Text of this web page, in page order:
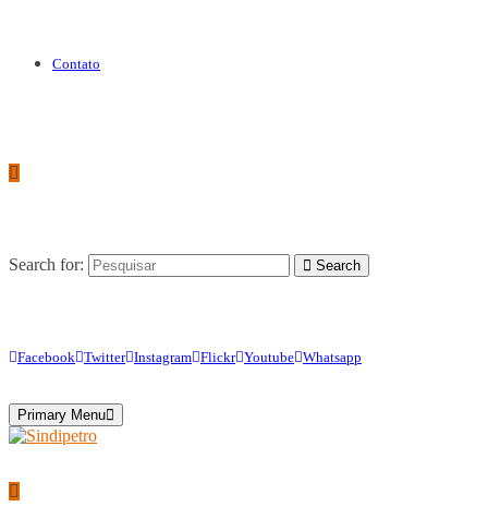
Contato
Search for: Search
Facebook Twitter Instagram Flickr Youtube Whatsapp
Primary Menu